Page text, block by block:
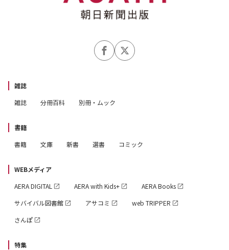
雑誌
雑誌
分冊百科 別冊・ムック
書籍
書籍
文庫 新書 選書 コミック
WEBメディア
AERA DIGITAL
AERA with Kids+
AERA Books
サバイバル図書館
アサコミ
web TRIPPER
さんぽ
特集